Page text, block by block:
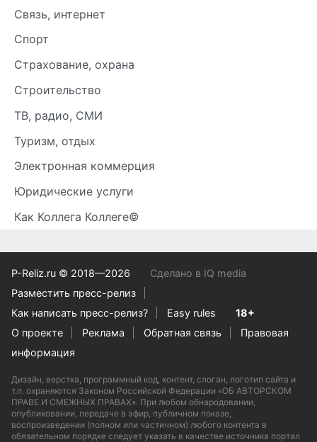
Связь, интернет
Спорт
Страхование, охрана
Строительство
ТВ, радио, СМИ
Туризм, отдых
Электронная коммерция
Юридические услуги
Как Коллега Коллеге©
P-Reliz.ru © 2018—2026
Сделано в IQ media
Разместить пресс-релиз
Как написать пресс-релиз?
Easy rules
18+
О проекте
Реклама Обратная связь
Правовая
информация
Дизайн, верстка, программный код, контент, слоган, логотип сайта и
т.п. охраняются Законом Российской Федерации «ОБ АВТОРСКОМ
ПРАВЕ И СМЕЖНЫХ ПРАВАХ». При любом обнародовании,
опубликовании, передаче в эфир, публичном показе,
воспроизведении (полном или частичном) любого контента в
обязательном порядке следует указать в качестве источника портал